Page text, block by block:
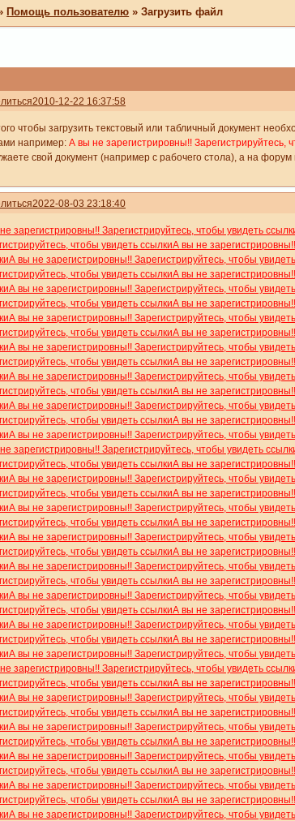
Помощь пользователю »Загрузить файл
2010-12-22 16:37:58
чтобы загрузить текстовый или табличный документ
например: А вы не зарегистрировны!! Зарегистрируйтесь,
свой документ (например с рабочего стола), а на форум
2022-08-03 23:18:40
зарегистрировны!! Зарегистрируйтесь, чтобы увидеть
чтобы увидеть ссылкиА вы не
А вы не зарегистрировны!! Зарегистрируйтесь, чтобы
чтобы увидеть ссылкиА вы не
А вы не зарегистрировны!! Зарегистрируйтесь, чтобы
чтобы увидеть ссылкиА вы не
А вы не зарегистрировны!! Зарегистрируйтесь, чтобы
чтобы увидеть ссылкиА вы не
А вы не зарегистрировны!! Зарегистрируйтесь, чтобы
чтобы увидеть ссылкиА вы не
А вы не зарегистрировны!! Зарегистрируйтесь, чтобы
чтобы увидеть ссылкиА вы не
А вы не зарегистрировны!! Зарегистрируйтесь, чтобы
чтобы увидеть ссылкиА вы не
А вы не зарегистрировны!! Зарегистрируйтесь, чтобы
зарегистрировны!! Зарегистрируйтесь, чтобы увидеть
чтобы увидеть ссылкиА вы не
А вы не зарегистрировны!! Зарегистрируйтесь, чтобы
чтобы увидеть ссылкиА вы не
А вы не зарегистрировны!! Зарегистрируйтесь, чтобы
чтобы увидеть ссылкиА вы не
А вы не зарегистрировны!! Зарегистрируйтесь, чтобы
чтобы увидеть ссылкиА вы не
А вы не зарегистрировны!! Зарегистрируйтесь, чтобы
чтобы увидеть ссылкиА вы не
А вы не зарегистрировны!! Зарегистрируйтесь, чтобы
чтобы увидеть ссылкиА вы не
А вы не зарегистрировны!! Зарегистрируйтесь, чтобы
чтобы увидеть ссылкиА вы не
А вы не зарегистрировны!! Зарегистрируйтесь, чтобы
зарегистрировны!! Зарегистрируйтесь, чтобы увидеть
чтобы увидеть ссылкиА вы не
А вы не зарегистрировны!! Зарегистрируйтесь, чтобы
чтобы увидеть ссылкиА вы не
А вы не зарегистрировны!! Зарегистрируйтесь, чтобы
чтобы увидеть ссылкиА вы не
А вы не зарегистрировны!! Зарегистрируйтесь, чтобы
чтобы увидеть ссылкиА вы не
А вы не зарегистрировны!! Зарегистрируйтесь, чтобы
чтобы увидеть ссылкиА вы не
А вы не зарегистрировны!! Зарегистрируйтесь, чтобы